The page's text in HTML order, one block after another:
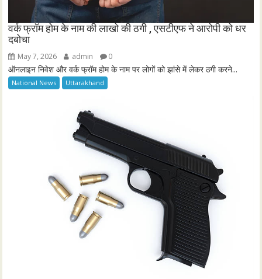
पश्चिम बंगाल में शुभेंदु अधिकारी के पीएसओ की गोली मारकर हत्या
May 7, 2026 admin 0
पश्चिम बंगाल के उत्तर 24 परगना जिले के मध्यग्राम में बुधवार रात भाजपा नेता शुभेंदु
West Bengal
HIMACHAL PRADESH